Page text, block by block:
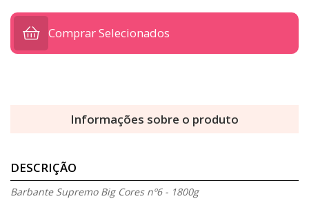
Comprar Selecionados
Informações sobre o produto
DESCRIÇÃO
Barbante Supremo Big Cores nº6 - 1800g